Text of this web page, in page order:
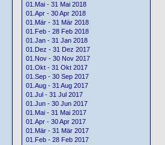
01.Mai - 31 Mai 2018
01.Apr - 30 Apr 2018
01.Mär - 31 Mär 2018
01.Feb - 28 Feb 2018
01.Jan - 31 Jan 2018
01.Dez - 31 Dez 2017
01.Nov - 30 Nov 2017
01.Okt - 31 Okt 2017
01.Sep - 30 Sep 2017
01.Aug - 31 Aug 2017
01.Jul - 31 Jul 2017
01.Jun - 30 Jun 2017
01.Mai - 31 Mai 2017
01.Apr - 30 Apr 2017
01.Mär - 31 Mär 2017
01.Feb - 28 Feb 2017